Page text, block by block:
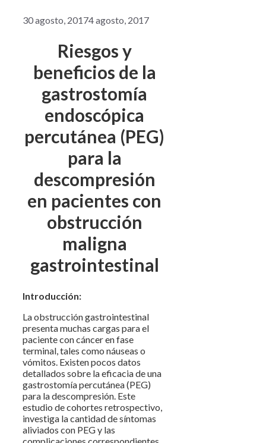
30 agosto, 20174 agosto, 2017
Riesgos y
beneficios de la
gastrostomía
endoscópica
percutánea (PEG)
para la
descompresión
en pacientes con
obstrucción
maligna
gastrointestinal
Introducción:
La obstrucción gastrointestinal
presenta muchas cargas para el
paciente con cáncer en fase
terminal, tales como náuseas o
vómitos. Existen pocos datos
detallados sobre la eficacia de una
gastrostomía percutánea (PEG)
para la descompresión. Este
estudio de cohortes retrospectivo,
investiga la cantidad de síntomas
aliviados con PEG y las